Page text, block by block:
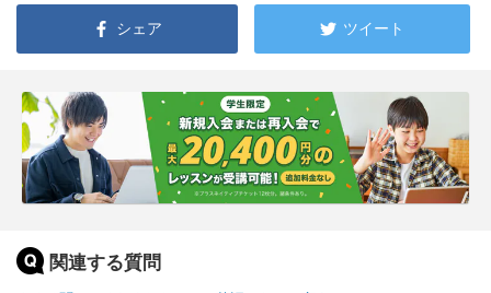
シェア ツイート
関連する質問